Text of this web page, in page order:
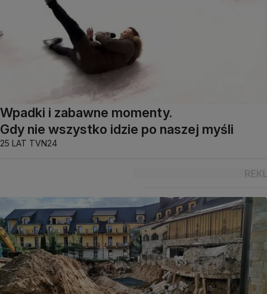
Wpadki i zabawne momenty.
Gdy nie wszystko idzie po naszej myśli
25 LAT TVN24